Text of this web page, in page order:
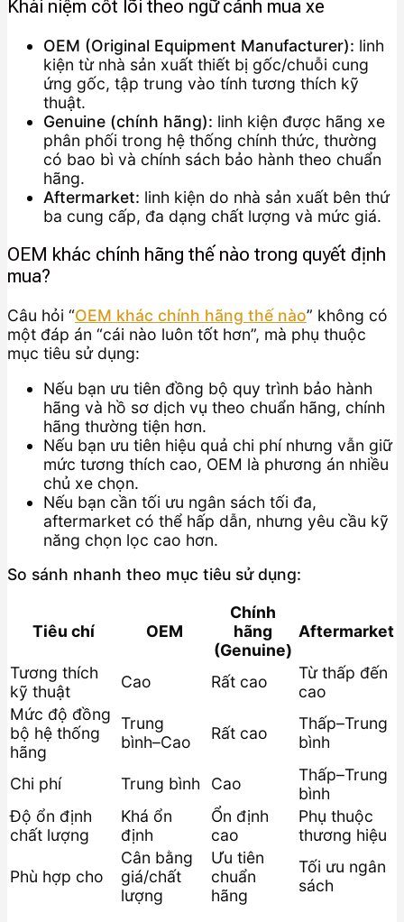
Khái niệm cốt lõi theo ngữ cảnh mua xe
OEM (Original Equipment Manufacturer): linh
kiện từ nhà sản xuất thiết bị gốc/chuỗi cung
ứng gốc, tập trung vào tính tương thích kỹ
thuật.
Genuine (chính hãng): linh kiện được hãng xe
phân phối trong hệ thống chính thức, thường
có bao bì và chính sách bảo hành theo chuẩn
hãng.
Aftermarket: linh kiện do nhà sản xuất bên thứ
ba cung cấp, đa dạng chất lượng và mức giá.
OEM khác chính hãng thế nào trong quyết định
mua?
Câu hỏi “OEM khác chính hãng thế nào” không có
một đáp án “cái nào luôn tốt hơn”, mà phụ thuộc
mục tiêu sử dụng:
Nếu bạn ưu tiên đồng bộ quy trình bảo hành
hãng và hồ sơ dịch vụ theo chuẩn hãng, chính
hãng thường tiện hơn.
Nếu bạn ưu tiên hiệu quả chi phí nhưng vẫn giữ
mức tương thích cao, OEM là phương án nhiều
chủ xe chọn.
Nếu bạn cần tối ưu ngân sách tối đa,
aftermarket có thể hấp dẫn, nhưng yêu cầu kỹ
năng chọn lọc cao hơn.
So sánh nhanh theo mục tiêu sử dụng:
Tiêu chí OEM
Chính
hãng
(Genuine)
Aftermarket
Tương thích
kỹ thuật
Cao Rất cao
Từ thấp đến
cao
Mức độ đồng
bộ hệ thống
hãng
Trung
bình–Cao
Rất cao
Thấp–Trung
bình
Chi phí Trung bình Cao
Thấp–Trung
bình
Độ ổn định
chất lượng
Khá ổn
định
Ổn định
cao
Phụ thuộc
thương hiệu
Phù hợp cho
Cân bằng
giá/chất
lượng
Ưu tiên
chuẩn
hãng
Tối ưu ngân
sách